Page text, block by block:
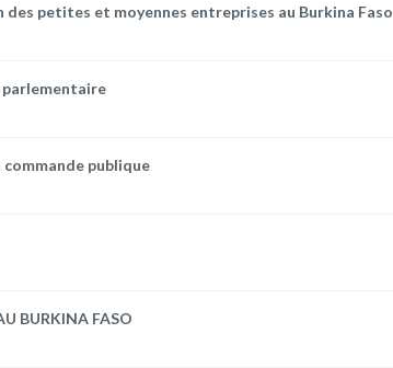
petites et moyennes entreprises au Burkina Faso
publique
BURKINA FASO